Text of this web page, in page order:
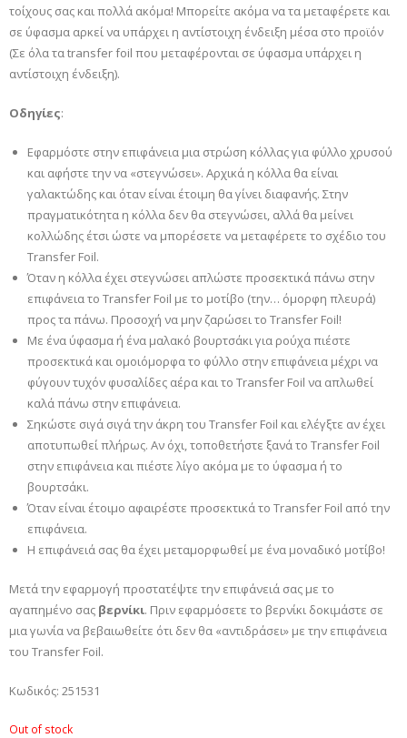
τοίχους σας και πολλά ακόμα! Μπορείτε ακόμα να τα μεταφέρετε και
σε ύφασμα αρκεί να υπάρχει η αντίστοιχη ένδειξη μέσα στο προϊόν
(Σε όλα τα transfer foil που μεταφέρονται σε ύφασμα υπάρχει η
αντίστοιχη ένδειξη).
Οδηγίες:
Εφαρμόστε στην επιφάνεια μια στρώση κόλλας για φύλλο χρυσού
και αφήστε την να «στεγνώσει». Αρχικά η κόλλα θα είναι
γαλακτώδης και όταν είναι έτοιμη θα γίνει διαφανής. Στην
πραγματικότητα η κόλλα δεν θα στεγνώσει, αλλά θα μείνει
κολλώδης έτσι ώστε να μπορέσετε να μεταφέρετε το σχέδιο του
Transfer Foil.
Όταν η κόλλα έχει στεγνώσει απλώστε προσεκτικά πάνω στην
επιφάνεια το Transfer Foil με το μοτίβο (την… όμορφη πλευρά)
προς τα πάνω. Προσοχή να μην ζαρώσει το Transfer Foil!
Με ένα ύφασμα ή ένα μαλακό βουρτσάκι για ρούχα πιέστε
προσεκτικά και ομοιόμορφα το φύλλο στην επιφάνεια μέχρι να
φύγουν τυχόν φυσαλίδες αέρα και το Transfer Foil να απλωθεί
καλά πάνω στην επιφάνεια.
Σηκώστε σιγά σιγά την άκρη του Transfer Foil και ελέγξτε αν έχει
αποτυπωθεί πλήρως. Αν όχι, τοποθετήστε ξανά το Transfer Foil
στην επιφάνεια και πιέστε λίγο ακόμα με το ύφασμα ή το
βουρτσάκι.
Όταν είναι έτοιμο αφαιρέστε προσεκτικά το Transfer Foil από την
επιφάνεια.
Η επιφάνειά σας θα έχει μεταμορφωθεί με ένα μοναδικό μοτίβο!
Μετά την εφαρμογή προστατέψτε την επιφάνειά σας με το
αγαπημένο σας βερνίκι. Πριν εφαρμόσετε το βερνίκι δοκιμάστε σε
μια γωνία να βεβαιωθείτε ότι δεν θα «αντιδράσει» με την επιφάνεια
του Transfer Foil.
Κωδικός: 251531
Out of stock